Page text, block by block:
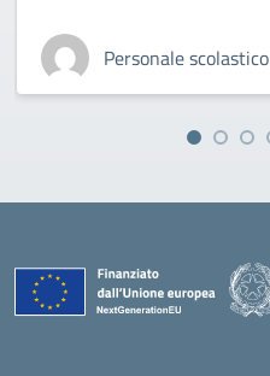
Personale scolastico